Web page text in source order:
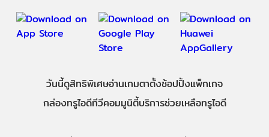
วันนี้ดูสิทธิพิเศษอ่านเกมตาตั้งช้อปปิ้งแพ็กเกจ
กล่องทรูไอดีทีวีคอมมูนิตี้บริการช่วยเหลือทรูไอดี